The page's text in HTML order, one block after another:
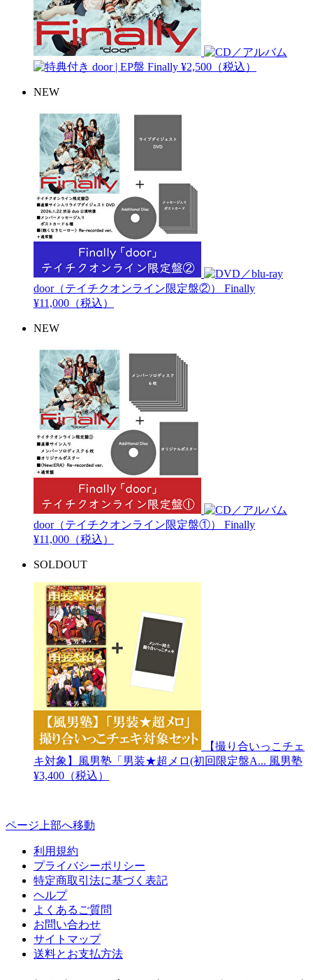
door | EP盤 Finally ¥2,500（税込）
NEW
door（テイチクオンライン限定盤②） Finally
¥11,000（税込）
NEW
door（テイチクオンライン限定盤①） Finally
¥11,000（税込）
SOLDOUT
【撮り合いっこチェ
キ対象】風男塾「男装★超メロ(初回限定盤A... 風男塾
¥3,400（税込）
ページ上部へ移動
利用規約
プライバシーポリシー
特定商取引法に基づく表記
ヘルプ
よくあるご質問
お問い合わせ
サイトマップ
送料とお支払方法